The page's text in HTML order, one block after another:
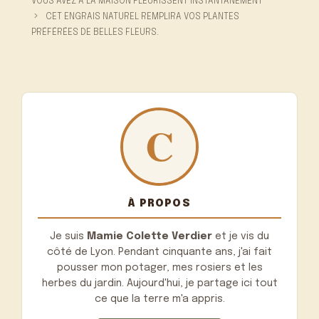
CET ENGRAIS NATUREL REMPLIRA VOS PLANTES
PRÉFÉRÉES DE BELLES FLEURS.
À PROPOS
Je suis Mamie Colette Verdier et je vis du
côté de Lyon. Pendant cinquante ans, j'ai fait
pousser mon potager, mes rosiers et les
herbes du jardin. Aujourd'hui, je partage ici tout
ce que la terre m'a appris.